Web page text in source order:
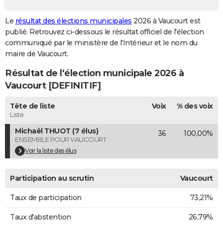
GUIDES D'ACHAT
BONS PLANS
CARTE DE VOEUX
Carte de Noël
Carte Bonne année
Carte Saint-Valentin
Carte Pâques
Carte d'anniversaire
DICTIONNAIRE
Dictionnaire
Biographies
Citations
Expressions
Proverbes
PROGRAMME TV
COPAINS D'AVANT
S'inscrire
Se connecter
Lycées
Collèges
Primaires
Universités
Entreprises
Service militaire
Avis de recherche
AVIS DE DÉCÈS
FORUM
Le résultat des élections municipales 2026 à Vaucourt est
publié. Retrouvez ci-dessous le résultat officiel de l'élection
communiqué par le ministère de l'Intérieur et le nom du
maire de Vaucourt.
Résultat de l'élection municipale 2026 à
Vaucourt [DEFINITIF]
Tête de liste
Liste
Voix % des voix
Michaël THUOT (7 élus)
ENSEMBLE POUR VAUCOURT
Voir la liste des élus
36 100,00%
Participation au scrutin Vaucourt
Taux de participation 73,21%
Taux d'abstention 26,79%